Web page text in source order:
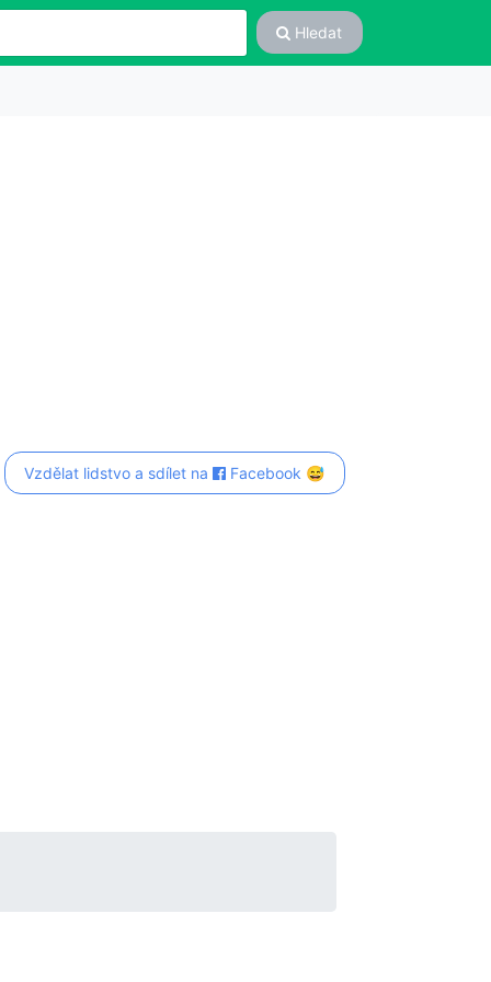
Hledat
Vzdělat lidstvo a sdílet na Facebook 😅